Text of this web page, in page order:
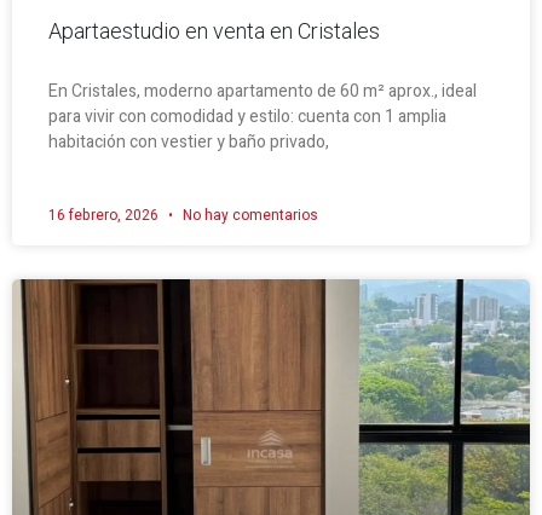
Apartaestudio en venta en Cristales
En Cristales, moderno apartamento de 60 m² aprox., ideal
para vivir con comodidad y estilo: cuenta con 1 amplia
habitación con vestier y baño privado,
16 febrero, 2026 No hay comentarios